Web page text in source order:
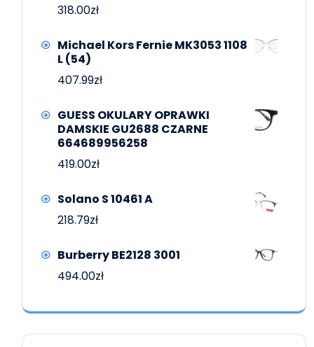
318.00zł
Michael Kors Fernie MK3053 1108
L (54)
407.99zł
GUESS OKULARY OPRAWKI
DAMSKIE GU2688 CZARNE
664689956258
419.00zł
Solano S 10461 A
218.79zł
Burberry BE2128 3001
494.00zł